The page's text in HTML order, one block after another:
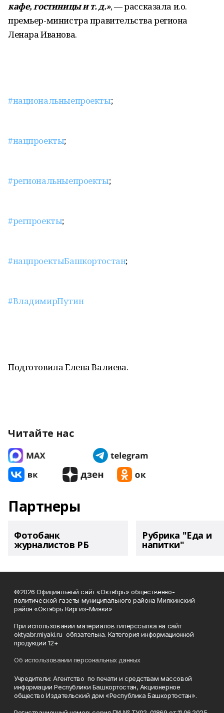
кафе, гостиницы и т. д.», — рассказала и.о.
премьер-министра правительства региона
Ленара Иванова.
#национальныепроекты;
#нацпроекты;
#региональныепроекты;
#регпроекты;
#нацпроектыБашкортостан;
#ВладимирПутин
Подготовила Елена Валиева.
Читайте нас
Партнеры
Фотобанк
журналистов РБ
Рубрика "Еда и
напитки"
©2026 Официальный сайт «Октябрь» общественно-
политической газеты муниципального района Миякинский
район «Октябрь Киргиз-Мияки»
При использовании материалов гиперссылка на сайт
oktyabr.miyaki.ru обязательна. Категория информационной
продукции 12+
Об использовании персональных данных
Учредители: Агентство по печати и средствам массовой
информации Республики Башкортостан, Акционерное
общество Издательский дом «Республика Башкортостан».